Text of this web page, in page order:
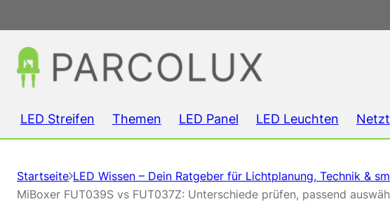
LED Streifen Themen LED Panel LED Leuchten
Startseite LED Wissen – Dein Ratgeber für Lichtplanung, Technik &
MiBoxer FUT039S vs FUT037Z: Unterschiede prüfen, passend